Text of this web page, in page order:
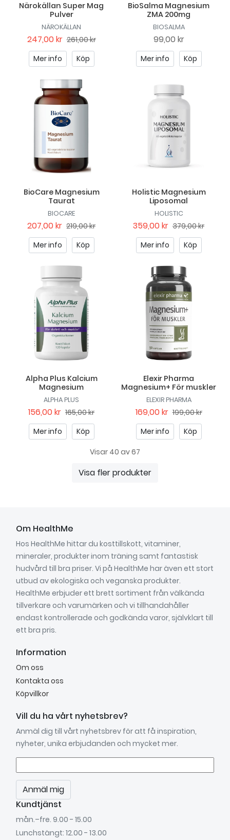
Närokällan Super Mag
Pulver
NÄROKÄLLAN
247,00 kr 261,00 kr
Mer info
Köp
BioSalma Magnesium
ZMA 200mg
BIOSALMA
99,00 kr
Mer info Köp
BioCare Magnesium
Taurat
BIOCARE
207,00 kr 219,00 kr
Mer info
Köp
Holistic Magnesium
Liposomal
HOLISTIC
359,00 kr 379,00 kr
Mer info
Köp
Alpha Plus Kalcium
Magnesium
ALPHA PLUS
156,00 kr 165,00 kr
Mer info
Köp
Elexir Pharma
Magnesium+ För muskler
ELEXIR PHARMA
169,00 kr 199,00 kr
Mer info
Köp
Visar 40 av 67
Visa fler produkter
Om HealthMe
Hos HealthMe hittar du kosttillskott, vitaminer,
mineraler, produkter inom träning samt fantastisk
hudvård till bra priser. Vi på HealthMe har även ett stort
utbud av ekologiska och veganska produkter.
HealthMe erbjuder ett brett sortiment från välkända
tillverkare och varumärken och vi tillhandahåller
endast kontrollerade och godkända varor, självklart till
ett bra pris.
Information
Om oss
Kontakta oss
Köpvillkor
Vill du ha vårt nyhetsbrev?
Anmäl dig till vårt nyhetsbrev för att få inspiration,
nyheter, unika erbjudanden och mycket mer.
Anmäl mig
Kundtjänst
mån.–fre. 9.00 - 15.00
Lunchstängt: 12.00 - 13.00